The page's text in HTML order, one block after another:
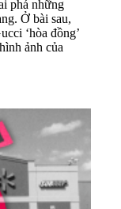
phá những
Ở bài sau,
‘hòa đồng’
ảnh của